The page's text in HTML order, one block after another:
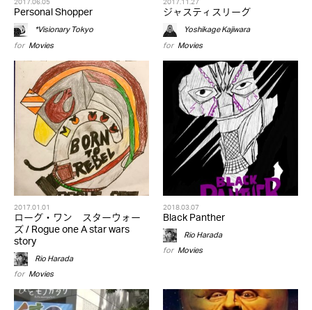
Personal Shopper
*Visionary Tokyo
for Movies
ジャスティスリーグ
Yoshikage Kajiwara
for Movies
2017.01.01
ローグ・ワン スターウォー
ズ / Rogue one A star wars
story
Rio Harada
for Movies
2018.03.07
Black Panther
Rio Harada
for Movies